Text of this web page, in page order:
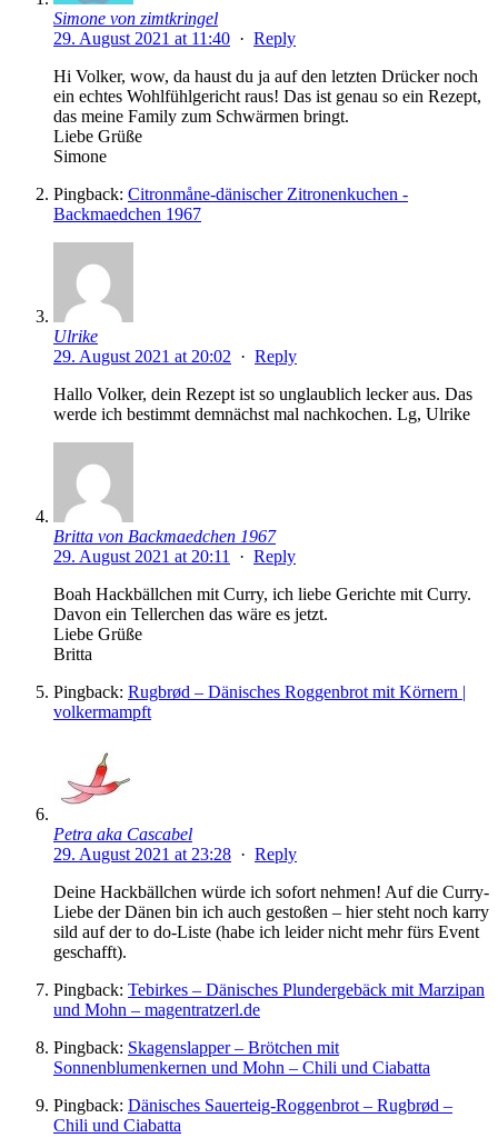
Simone von zimtkringel
29. August 2021 at 11:40 · Reply
Hi Volker, wow, da haust du ja auf den letzten Drücker noch
ein echtes Wohlfühlgericht raus! Das ist genau so ein Rezept,
das meine Family zum Schwärmen bringt.
Liebe Grüße
Simone
Pingback: Citronmåne-dänischer Zitronenkuchen -
Backmaedchen 1967
Ulrike
29. August 2021 at 20:02 · Reply
Hallo Volker, dein Rezept ist so unglaublich lecker aus. Das
werde ich bestimmt demnächst mal nachkochen. Lg, Ulrike
Britta von Backmaedchen 1967
29. August 2021 at 20:11
· Reply
Boah Hackbällchen mit Curry, ich liebe Gerichte mit Curry.
Davon ein Tellerchen das wäre es jetzt.
Liebe Grüße
Britta
Pingback: Rugbrød – Dänisches Roggenbrot mit Körnern |
volkermampft
Petra aka Cascabel
29. August 2021 at 23:28 · Reply
Deine Hackbällchen würde ich sofort nehmen! Auf die Curry-
Liebe der Dänen bin ich auch gestoßen – hier steht noch karry
sild auf der to do-Liste (habe ich leider nicht mehr fürs Event
geschafft).
Pingback: Tebirkes – Dänisches Plundergebäck mit Marzipan
und Mohn – magentratzerl.de
Pingback: Skagenslapper – Brötchen mit
Sonnenblumenkernen und Mohn – Chili und Ciabatta
Pingback: Dänisches Sauerteig-Roggenbrot – Rugbrød –
Chili und Ciabatta